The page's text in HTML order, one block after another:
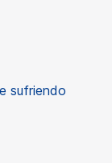
sufriendo